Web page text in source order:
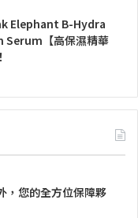
Elephant B-Hydra
【高保濕精華
，您的全方位保障夥